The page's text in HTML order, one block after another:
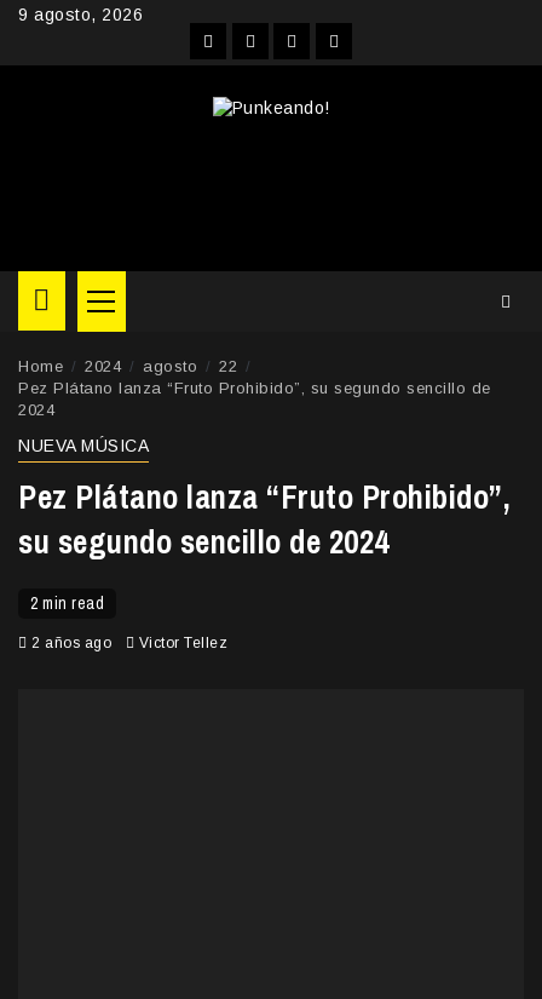
Skip9 agosto, 2026
FacebookInstagram
YouTubeTwitter
Primary
Menu
Home 2024 agosto
22
Pez Plátano lanza “Fruto Prohibido”, su segundo sencillo de
2024
NUEVA MÚSICA
Pez Plátano lanza “Fruto Prohibido”,
su segundo sencillo de 2024
2 min read
2 años ago Victor Tellez